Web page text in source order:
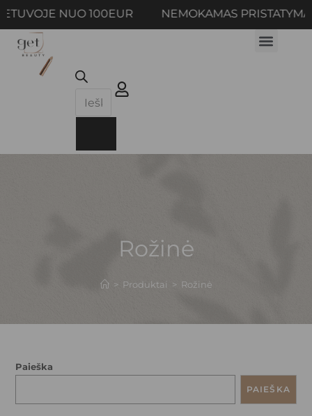
NUO 100EUR NEMOKAMAS
Rožinė
> Produktai > Rožinė
Paieška
PAIEŠKA